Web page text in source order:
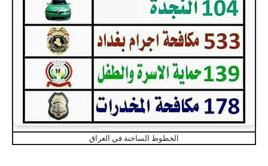
الخطوط الساخنة في العراق